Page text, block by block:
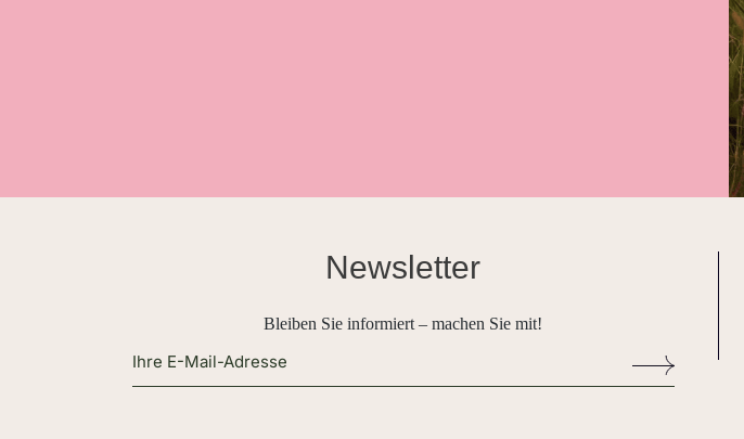
Newsletter
Bleiben Sie informiert – machen Sie mit!